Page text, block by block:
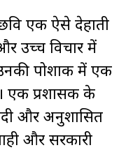
एक ऐसे देहाती
उच्च विचार में
पोशाक में एक
एक प्रशासक के
और अनुशासित
और सरकारी